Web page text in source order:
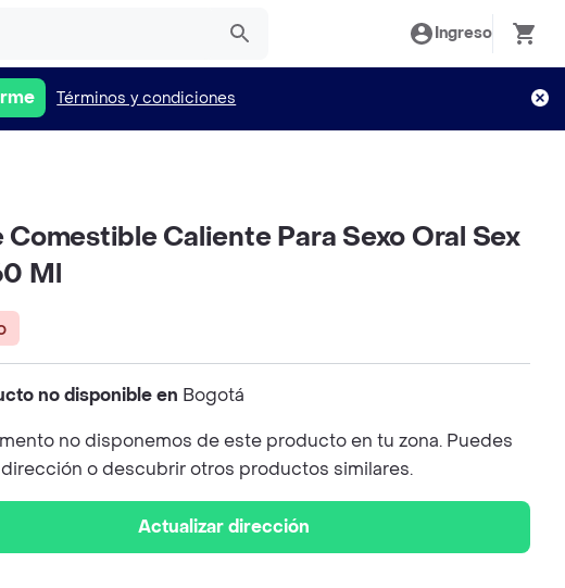
Ingreso
Términos y condiciones
Caliente Para Sexo Oral Sex
Ml
no disponible en Bogotá
no disponemos de este producto en tu zona. Puedes
o descubrir otros productos similares.
Actualizar dirección